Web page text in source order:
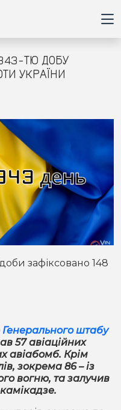
ТЮ ДОБУ
УКРАЇНИ
зафіксовано 148
Генерального штабу
57 авіаційних
авіабомб. Крім
зокрема 86 – із
вогню, та залучив